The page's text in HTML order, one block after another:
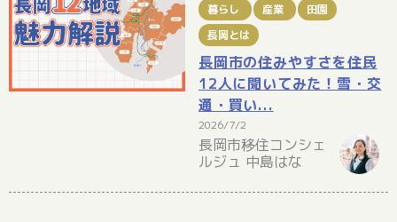
暮らし
産業
田園
長岡とは
長岡市の住みやすさを住民
12人に聞いてみた！雪・交
通・買い...
2026/7/2
長岡市移住コンシェ
ルジュ 中島はな